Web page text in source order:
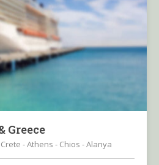
Greece
- Athens - Chios - Alanya